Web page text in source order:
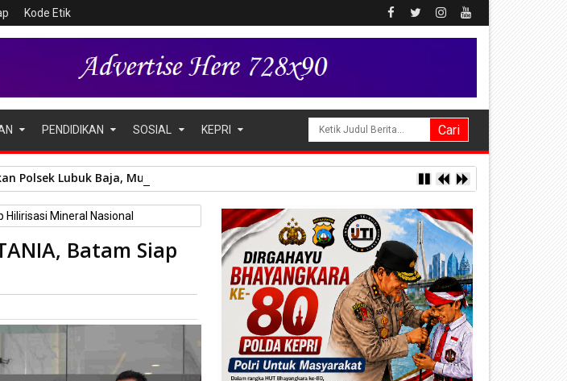
Kode Etik
PENDIDIKAN SOSIAL KEPRI
Polsek Lubuk Baja, Murni Sengketa Hak Asuh
Mineral Nasional
Batam Siap